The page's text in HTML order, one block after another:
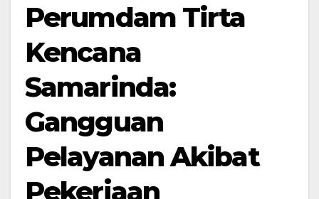
Perumdam Tirta
Kencana
Samarinda:
Gangguan
Pelayanan Akibat
Pekerjaan